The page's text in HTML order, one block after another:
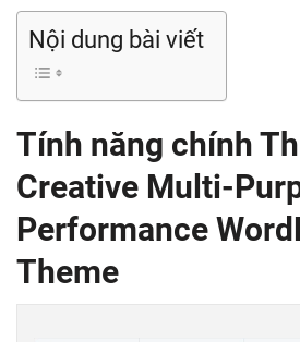
Nội dung bài viết
Tính năng chính
Creative Multi-
Performance
Theme